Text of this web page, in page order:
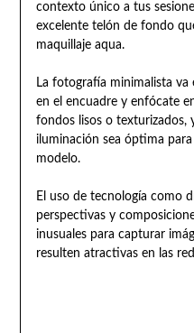
contexto único a tus
excelente telón de fondo
maquillaje aqua.
La fotografía minimalista va
en el encuadre y enfócate
fondos lisos o texturizados,
iluminación sea óptima
modelo.
El uso de tecnología como
perspectivas y
inusuales para capturar
resulten atractivas en las